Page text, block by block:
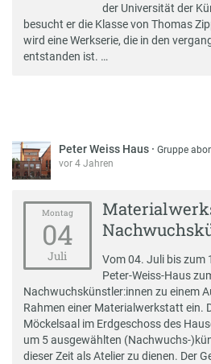
der Universität der
besucht er die Klasse von Thomas
wird eine Werkserie, die in den
entstanden ist. …
Peter Weiss Haus ·Gruppe
vor 4 Jahren
Montag
04
Juli
Vom 04. Juli bis zum
Peter-Weiss-Haus
Nachwuchskünstler:innen zu einem
Rahmen einer Materialwerkstatt ein.
Möckelsaal im Erdgeschoss des
um 5 ausgewählten (Nachwuchs-
dieser Zeit als Atelier zu dienen. Der